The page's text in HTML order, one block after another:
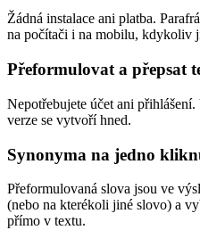
Žádná instalace ani platba.
na počítači i na mobilu, kdykoliv
Přeformulovat a přepsat
Nepotřebujete účet ani
verze se vytvoří hned.
Synonyma na jedno
Přeformulovaná slova jsou ve
(nebo na kterékoli jiné slovo) a
přímo v textu.